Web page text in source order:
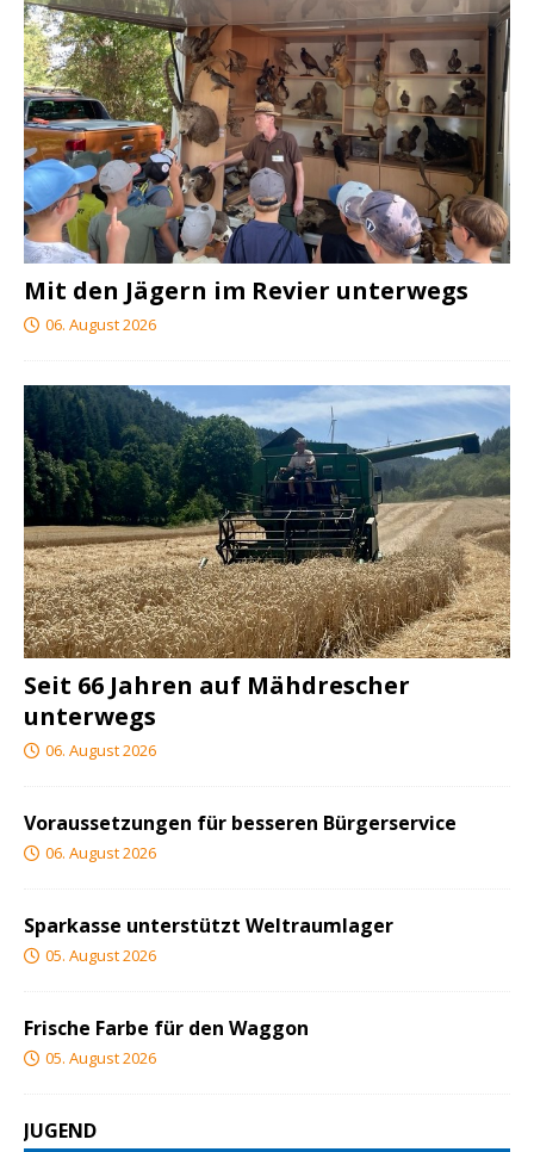
Mit den Jägern im Revier unterwegs
06. August 2026
Seit 66 Jahren auf Mähdrescher
unterwegs
06. August 2026
Voraussetzungen für besseren Bürgerservice
06. August 2026
Sparkasse unterstützt Weltraumlager
05. August 2026
Frische Farbe für den Waggon
05. August 2026
JUGEND